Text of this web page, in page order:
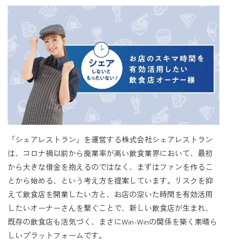
「シェアレストラン」を運営する株式会社シェアレストラン
は、コロナ禍以前から廃業率が高い飲食業界において、最初
から大きな借金を抱えるのではなく、まずはファンを作るこ
とから始める、という考え方を提案しています。リスクを抑
えて飲食店を開業したい方と、お店の空いた時間を有効活用
したいオーナーさんを繋ぐことで、新しい飲食店が生まれ、
既存の飲食店も活気づく、まさにWin-Winの関係を築く素晴ら
しいプラットフォームです。